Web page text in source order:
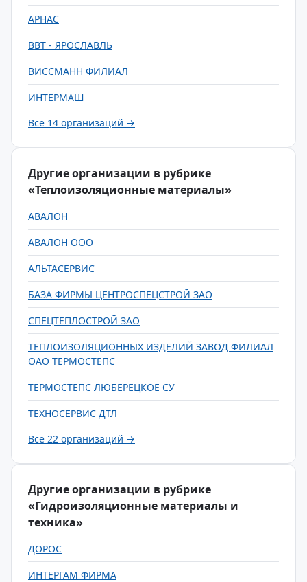
АРНАС
ВВТ - ЯРОСЛАВЛЬ
ВИССМАНН ФИЛИАЛ
ИНТЕРМАШ
Все 14 организаций →
Другие организации в рубрике
«Теплоизоляционные материалы»
АВАЛОН
АВАЛОН ООО
АЛЬТАСЕРВИС
БАЗА ФИРМЫ ЦЕНТРОСПЕЦСТРОЙ ЗАО
СПЕЦТЕПЛОСТРОЙ ЗАО
ТЕПЛОИЗОЛЯЦИОННЫХ ИЗДЕЛИЙ ЗАВОД ФИЛИАЛ
ОАО ТЕРМОСТЕПС
ТЕРМОСТЕПС ЛЮБЕРЕЦКОЕ СУ
ТЕХНОСЕРВИС ДТЛ
Все 22 организаций →
Другие организации в рубрике
«Гидроизоляционные материалы и
техника»
ДОРОС
ИНТЕРГАМ ФИРМА